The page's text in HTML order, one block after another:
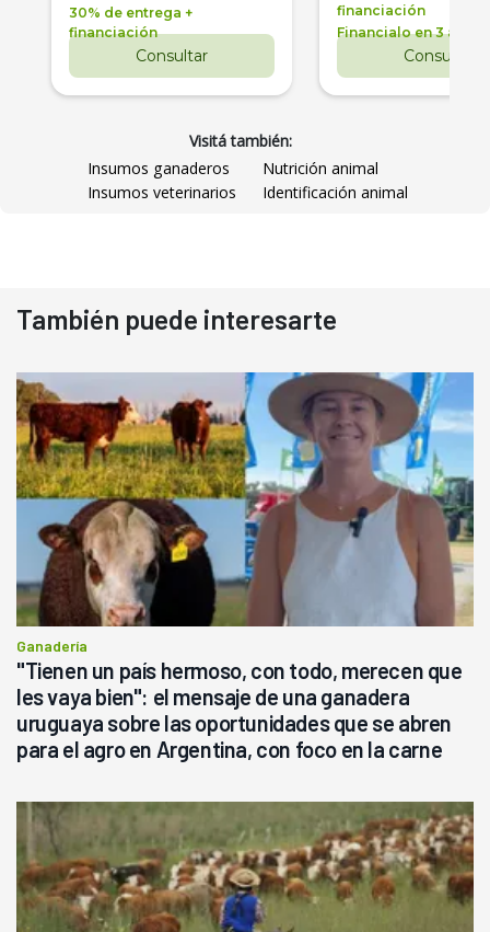
30% de entrega +
financiación
Consultar
financiación
Financialo en 3 años
Consultar
Visitá también:
Insumos ganaderos
Nutrición animal
Insumos veterinarios
Identificación animal
También puede interesarte
Ganadería
"Tienen un país hermoso, con todo, merecen que
les vaya bien": el mensaje de una ganadera
uruguaya sobre las oportunidades que se abren
para el agro en Argentina, con foco en la carne